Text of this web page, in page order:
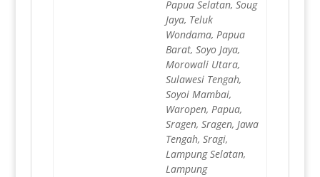
Papua Selatan, Soug
Jaya, Teluk
Wondama, Papua
Barat, Soyo Jaya,
Morowali Utara,
Sulawesi Tengah,
Soyoi Mambai,
Waropen, Papua,
Sragen, Sragen, Jawa
Tengah, Sragi,
Lampung Selatan,
Lampung